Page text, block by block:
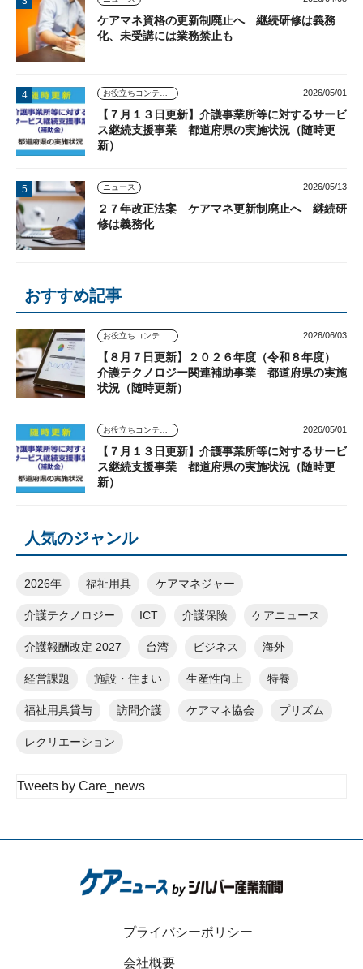
ケアマネ資格の更新制廃止へ 継続研修は義務
化、未受講には業務禁止も
2026/05/01
【７月１３日更新】介護事業所等に対するサービ
ス継続支援事業 都道府県の実施状況（随時更
新）
ニュース 2026/05/13
２７年改正法案 ケアマネ更新制廃止へ 継続研
修は義務化
おすすめ記事
2026/06/03
【８月７日更新】２０２６年度（令和８年度）
介護テクノロジー関連補助事業 都道府県の実施
状況（随時更新）
2026/05/01
【７月１３日更新】介護事業所等に対するサービ
ス継続支援事業 都道府県の実施状況（随時更
新）
人気のジャンル
2026年 福祉用具 ケアマネジャー
介護テクノロジー ICT 介護保険 ケアニュース
介護報酬改定 2027 台湾 ビジネス 海外
経営課題 施設・住まい 生産性向上 特養
福祉用具貸与 訪問介護 ケアマネ協会 プリズム
レクリエーション
Tweets by Care_news
プライバシーポリシー
会社概要